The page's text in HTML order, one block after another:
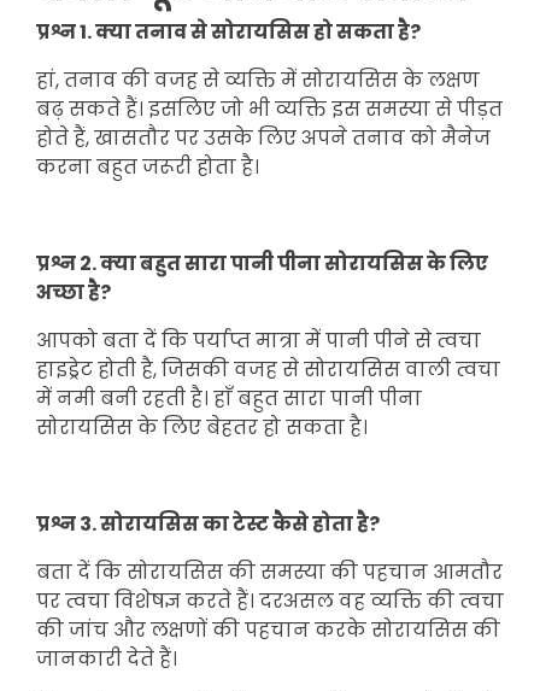
प्रश्न 1. क्या तनाव से सोरायसिस हो सकता है?
हां, तनाव की वजह से व्यक्ति में सोरायसिस के लक्षण
बढ़ सकते हैं। इसलिए जो भी व्यक्ति इस समस्या से पीड़त
होते हैं, खासतौर पर उसके लिए अपने तनाव को मैनेज
करना बहुत जरूरी होता है।
प्रश्न 2. क्या बहुत सारा पानी पीना सोरायसिस के लिए
अच्छा है?
आपको बता दें कि पर्याप्त मात्रा में पानी पीने से त्वचा
हाइड्रेट होती है, जिसकी वजह से सोरायसिस वाली त्वचा
में नमी बनी रहती है। हाँ बहुत सारा पानी पीना
सोरायसिस के लिए बेहतर हो सकता है।
प्रश्न 3. सोरायसिस का टेस्ट कैसे होता है?
बता दें कि सोरायसिस की समस्या की पहचान आमतौर
पर त्वचा विशेषज्ञ करते हैं। दरअसल वह व्यक्ति की त्वचा
की जांच और लक्षणों की पहचान करके सोरायसिस की
जानकारी देते हैं।